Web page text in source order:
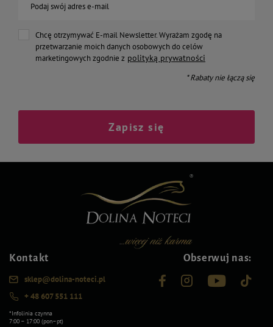
Podaj swój adres e-mail
Chcę otrzymywać E-mail Newsletter. Wyrażam zgodę na
przetwarzanie moich danych osobowych do celów
marketingowych zgodnie z polityką prywatności
* Rabaty nie łączą się
Zapisz się
Kontakt
sklep@dolina-noteci.pl
+ 48 607 551 111
*Infolinia czynna
7:00 – 17:00 (pon–pt)
Obserwuj nas: